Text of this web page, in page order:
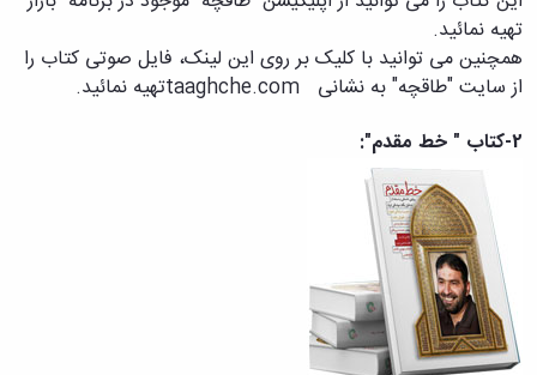
تهیه نمائید.
همچنین می توانید با کلیک بر روی این لینک، فایل صوتی کتاب را
از سایت "طاقچه" به نشانی taaghche.comتهیه نمائید.
-2کتاب " خط مقدم":